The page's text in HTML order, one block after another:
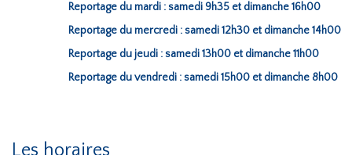
Reportage du mardi : samedi 9h35 et dimanche 16h00
Reportage du mercredi : samedi 12h30 et dimanche 14h00
Reportage du jeudi : samedi 13h00 et dimanche 11h00
Reportage du vendredi : samedi 15h00 et dimanche 8h00
Les horaires